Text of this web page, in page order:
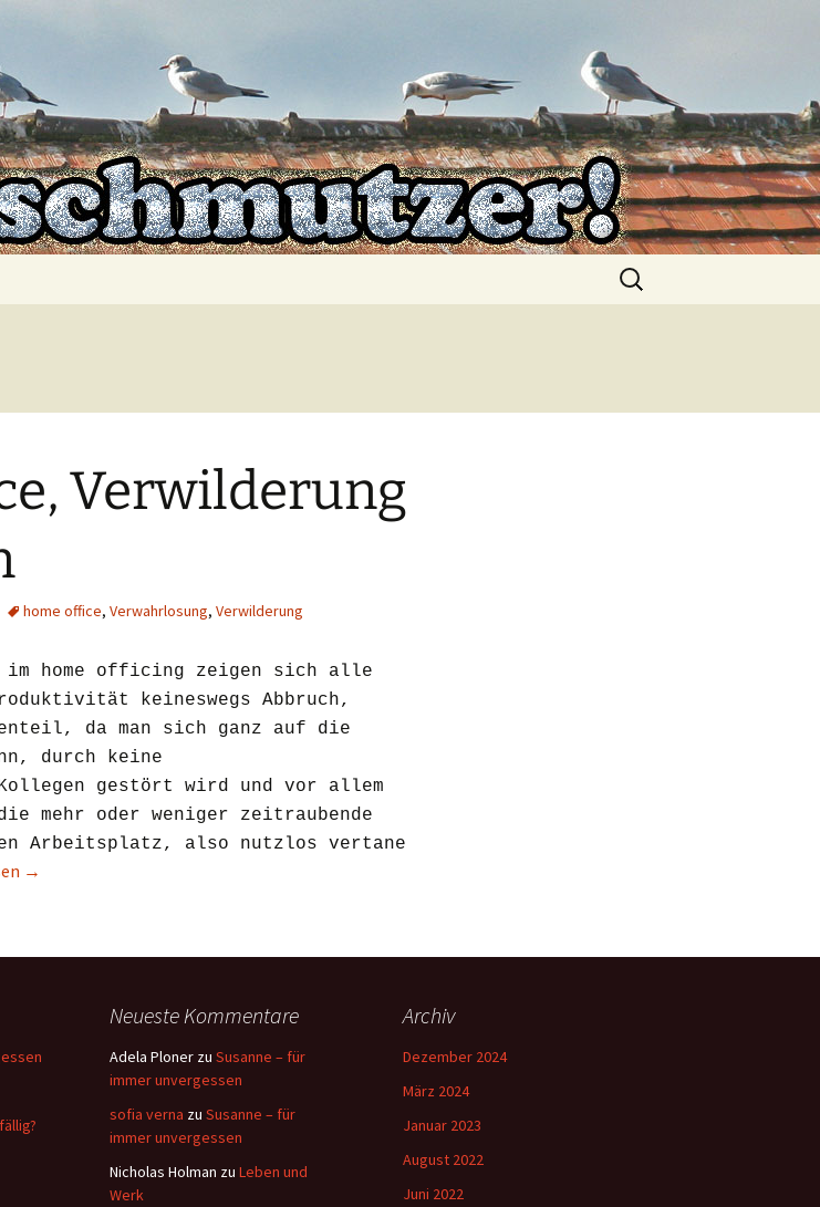
Suchen
nach:
Verwilderung
home office, Verwahrlosung, Verwilderung
im home officing zeigen sich alle
keineswegs Abbruch,
da man sich ganz auf die
durch keine
gestört wird und vor allem
mehr oder weniger zeitraubende
Arbeitsplatz, also nutzlos vertane
Verwilderung inbegriffen
→
Neueste Kommentare
Adela Ploner zu Susanne – für
immer unvergessen
sofia verna zu Susanne – für
immer unvergessen
Nicholas Holman zu Leben und
Werk
Archiv
Dezember 2024
März 2024
Januar 2023
August 2022
Juni 2022